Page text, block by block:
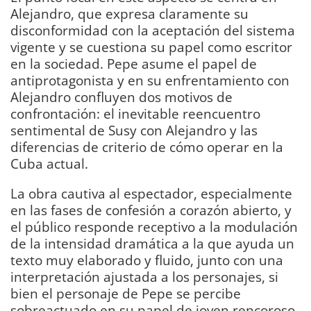
Alejandro, que expresa claramente su
disconformidad con la aceptación del sistema
vigente y se cuestiona su papel como escritor
en la sociedad. Pepe asume el papel de
antiprotagonista y en su enfrentamiento con
Alejandro confluyen dos motivos de
confrontación: el inevitable reencuentro
sentimental de Susy con Alejandro y las
diferencias de criterio de cómo operar en la
Cuba actual.
La obra cautiva al espectador, especialmente
en las fases de confesión a corazón abierto, y
el público responde receptivo a la modulación
de la intensidad dramática a la que ayuda un
texto muy elaborado y fluido, junto con una
interpretación ajustada a los personajes, si
bien el personaje de Pepe se percibe